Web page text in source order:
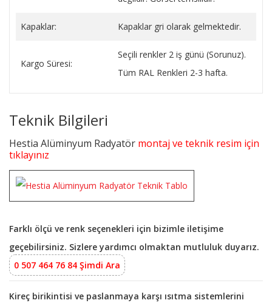
Kapaklar: Kapaklar gri olarak gelmektedir.
Kargo Süresi:
Seçili renkler 2 iş günü (Sorunuz).
Tüm RAL Renkleri 2-3 hafta.
Teknik Bilgileri
Hestia Alüminyum Radyatör montaj ve teknik resim için
tıklayınız
Farklı ölçü ve renk seçenekleri için bizimle iletişime
geçebilirsiniz. Sizlere yardımcı olmaktan mutluluk duyarız.
0 507 464 76 84 Şimdi Ara
Kireç birikintisi ve paslanmaya karşı ısıtma sistemlerini